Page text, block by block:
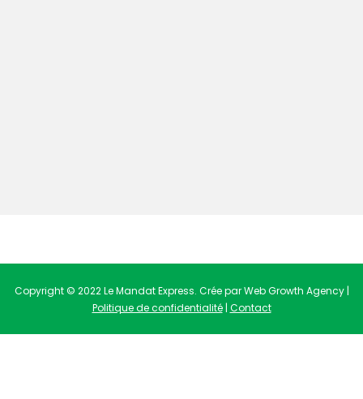
Copyright © 2022 Le Mandat Express. Crée par Web Growth Agency |
Politique de confidentialité| Contact